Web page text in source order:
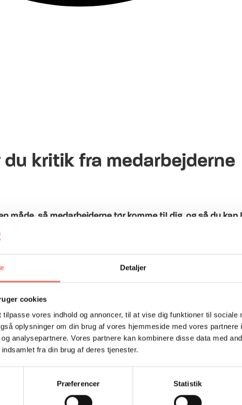
Detaljer
cookies
tilpasse vores indhold og annoncer, til at vise dig funktioner til sociale
oplysninger om din brug af vores hjemmeside med vores partnere
analysepartnere. Vores partnere kan kombinere disse data med
fra din brug af deres tjenester.
Præferencer Statistik
kritik fra medarbejderne
måde, så medarbejderne tør komme til dig, og så du
fra medarbejderne
konfliktløsningkærlighed ledercoaching